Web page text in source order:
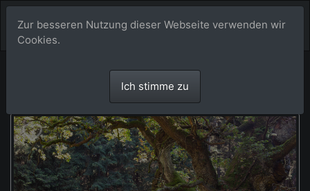
Zur besseren Nutzung dieser Webseite verwenden wir
Cookies.
Ich stimme zu